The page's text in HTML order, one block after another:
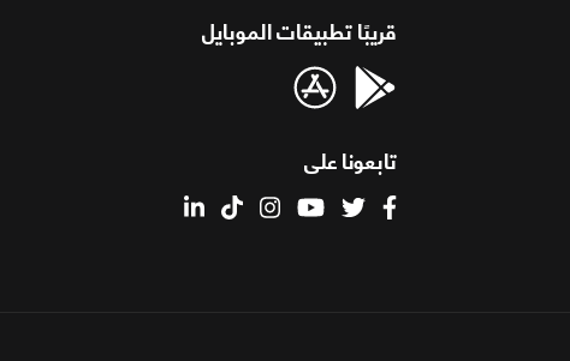
قريبًا تطبيقات الموبايل
تابعونا على